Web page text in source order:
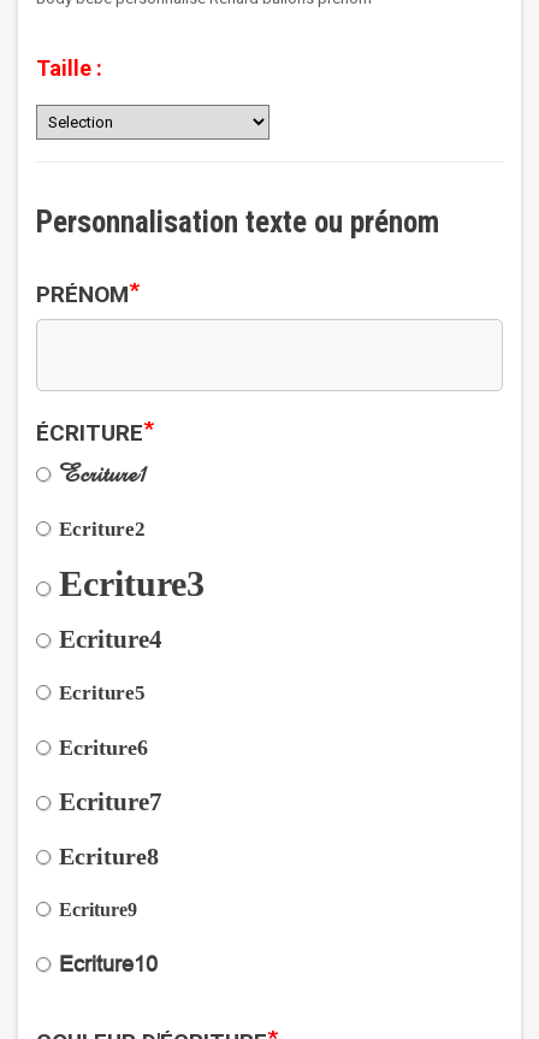
Taille :
Personnalisation texte ou prénom
PRÉNOM*
ÉCRITURE*
Ecriture1
Ecriture2
Ecriture3
Ecriture4
Ecriture5
Ecriture6
Ecriture7
Ecriture8
Ecriture9
Ecriture10